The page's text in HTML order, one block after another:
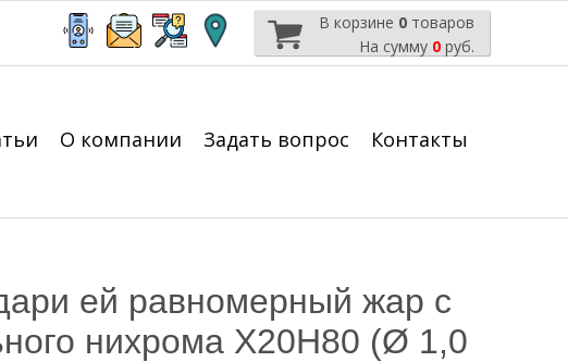
В корзине 0 товаров
На сумму 0 руб.
О компании Задать вопрос Контакты
ей равномерный жар с
нихрома Х20Н80 (Ø 1,0